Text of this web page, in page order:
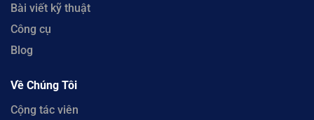
Bài viết kỹ thuật
Công cụ
Blog
Về Chúng Tôi
Cộng tác viên